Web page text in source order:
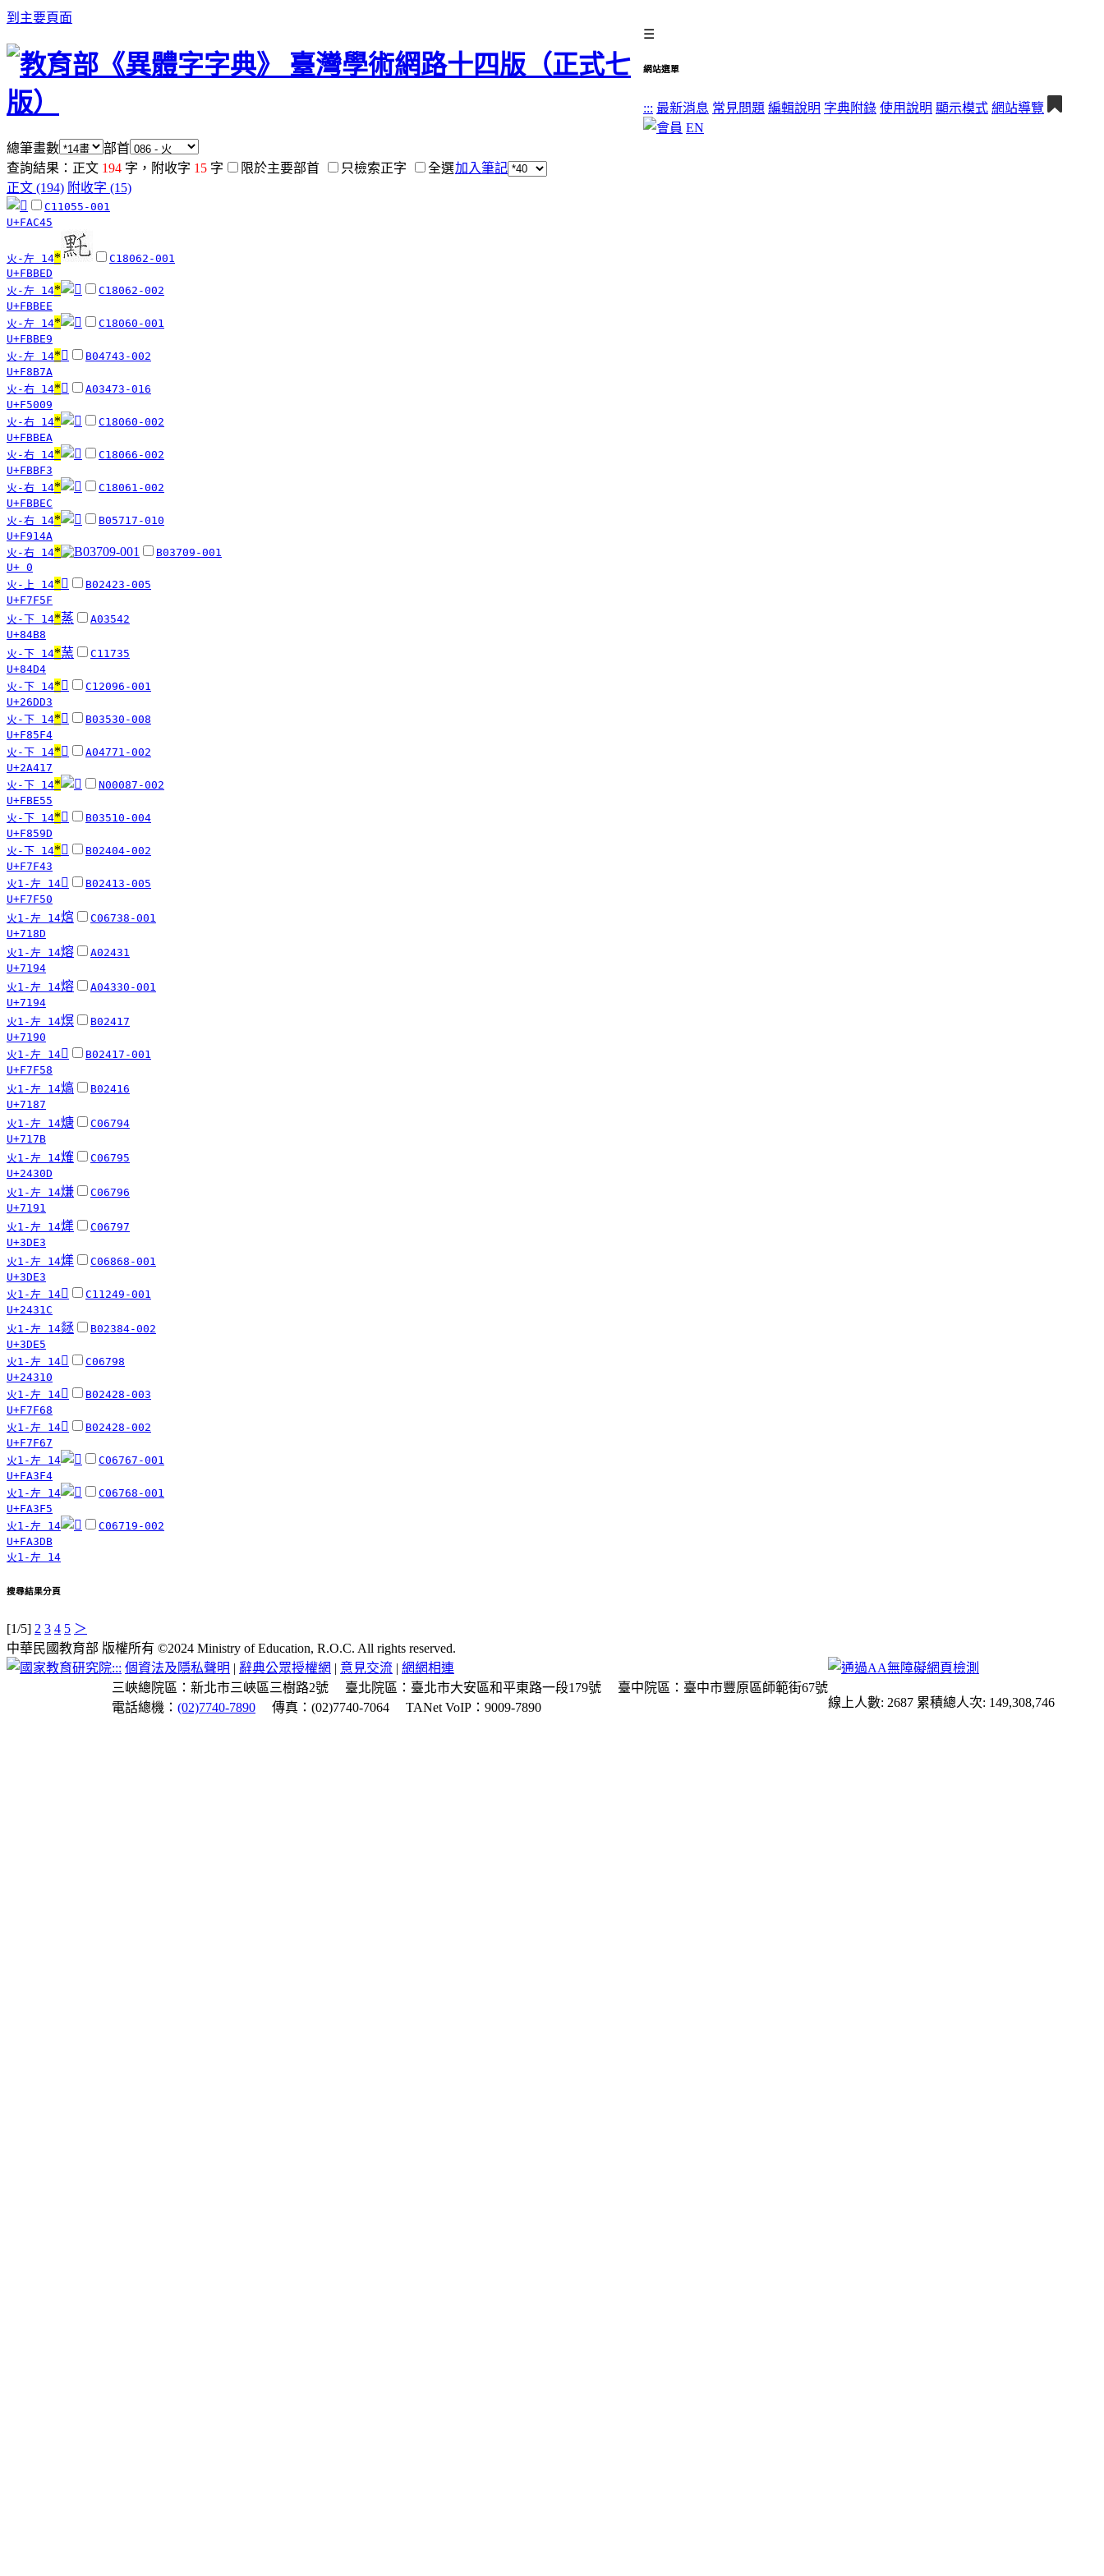
到主要頁面
☰
網站選單
::: 最新消息 常見問題 編輯說明 字典附錄 使用說明 顯示模式 網站導覽
EN
總筆畫數
部首
查詢結果：正文 194 字，附收字 15 字 限於主要部首 只檢索正字 全選加入筆記
正文 (194) 附收字 (15)
C11055-001
U+FAC45
火-左 14*
C18062-001
U+FBBED
火-左 14*
C18062-002
U+FBBEE
火-左 14*
C18060-001
U+FBBE9
火-左 14*󸭺
B04743-002
U+F8B7A
火-右 14*󵀉
A03473-016
U+F5009
火-右 14*
C18060-002
U+FBBEA
火-右 14*
C18066-002
U+FBBF3
火-右 14*
C18061-002
U+FBBEC
火-右 14*
B05717-010
U+F914A
火-右 14*
B03709-001
U+ 0
火-上 14*󷽟
B02423-005
U+F7F5F
火-下 14*蒸
A03542
U+84B8
火-下 14*蓔
C11735
U+84D4
火-下 14*𦷓
C12096-001
U+26DD3
火-下 14*󸗴
B03530-008
U+F85F4
火-下 14*𪐗
A04771-002
U+2A417
火-下 14*
N00087-002
U+FBE55
火-下 14*󸖝
B03510-004
U+F859D
火-下 14*󷽃
B02404-002
U+F7F43
火1-左 14󷽐
B02413-005
U+F7F50
火1-左 14熍
C06738-001
U+718D
火1-左 14熔
A02431
U+7194
火1-左 14熔
A04330-001
U+7194
火1-左 14熐
B02417
U+7190
火1-左 14󷽘
B02417-001
U+F7F58
火1-左 14熇
B02416
U+7187
火1-左 14煻
C06794
U+717B
火1-左 14𤌍
C06795
U+2430D
火1-左 14熑
C06796
U+7191
火1-左 14㷣
C06797
U+3DE3
火1-左 14㷣
C06868-001
U+3DE3
火1-左 14𤌜
C11249-001
U+2431C
火1-左 14㷥
B02384-002
U+3DE5
火1-左 14𤌐
C06798
U+24310
火1-左 14󷽨
B02428-003
U+F7F68
火1-左 14󷽧
B02428-002
U+F7F67
火1-左 14
C06767-001
U+FA3F4
火1-左 14
C06768-001
U+FA3F5
火1-左 14
C06719-002
U+FA3DB
火1-左 14
搜尋結果分頁
[1/5] 2 3 4 5 ＞
中華民國教育部 版權所有 ©2024 Ministry of Education, R.O.C. All rights reserved.
::: 個資法及隱私聲明 | 辭典公眾授權網 | 意見交流 | 網網相連
三峽總院區：新北市三峽區三樹路2號
臺北院區：臺北市大安區和平東路一段179號
臺中院區：臺中市豐原區師範街67號
電話總機： (02)7740-7890 傳真：(02)7740-7064 TANet VoIP：9009-7890 線上人數: 2687 累積總人次: 149,308,746